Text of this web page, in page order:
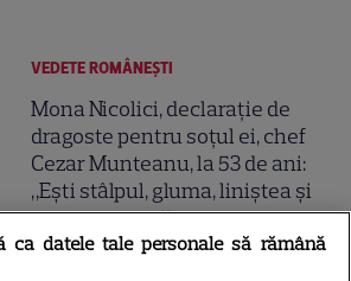
VEDETE ROMÂNEŞTI
Mona Nicolici, declarație de
dragoste pentru soțul ei, chef
Cezar Munteanu, la 53 de ani:
„Ești stâlpul, gluma, liniștea și
aventura mea”
ca datele tale personale să rămână